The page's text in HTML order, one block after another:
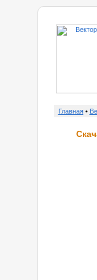
Главная•